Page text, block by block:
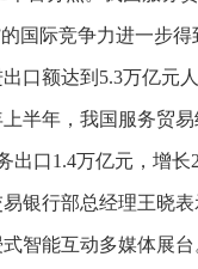
国际竞争力进一步
口额达到5.3万亿元
半年，我国服务贸
出口1.4万亿元，增长
银行部总经理王晓
智能互动多媒体展